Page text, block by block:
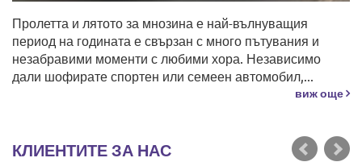
Пролетта и лятото за мнозина е най-вълнуващия
период на годината е свързан с много пътувания и
незабравими моменти с любими хора. Независимо
дали шофирате спортен или семеен автомобил,...
виж още
КЛИЕНТИТЕ ЗА НАС